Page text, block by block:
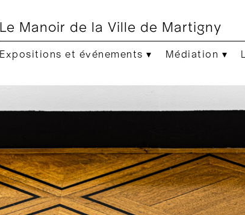
Le Manoir de la Ville de Martigny
Expositions et événements ▾ Médiation ▾